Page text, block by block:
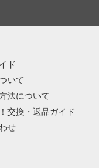
ド
いて
法について
交換・返品ガイド
せ